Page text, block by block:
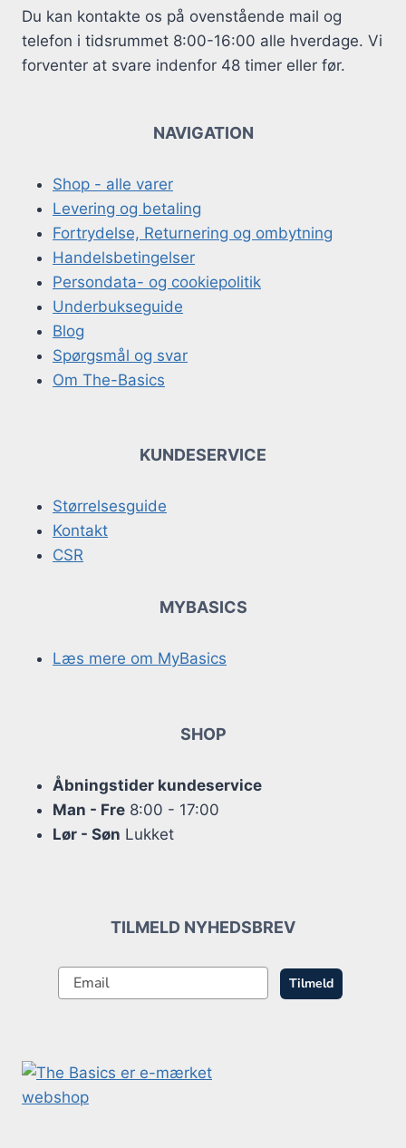
Du kan kontakte os på ovenstående mail og
telefon i tidsrummet 8:00-16:00 alle hverdage. Vi
forventer at svare indenfor 48 timer eller før.
NAVIGATION
Shop - alle varer
Levering og betaling
Fortrydelse, Returnering og ombytning
Handelsbetingelser
Persondata- og cookiepolitik
Underbukseguide
Blog
Spørgsmål og svar
Om The-Basics
KUNDESERVICE
Størrelsesguide
Kontakt
CSR
MYBASICS
Læs mere om MyBasics
SHOP
Åbningstider kundeservice
Man - Fre 8:00 - 17:00
Lør - Søn Lukket
TILMELD NYHEDSBREV
Tilmeld